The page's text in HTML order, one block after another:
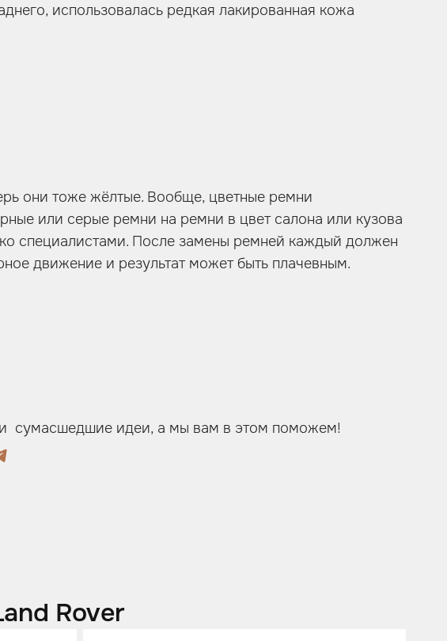
использовалась редкая лакированная кожа
они тоже жёлтые. Вообще, цветные ремни
или серые ремни на ремни в цвет салона или кузова
специалистами. После замены ремней каждый должен
движение и результат может быть плачевным.
сумасшедшие идеи, а мы вам в этом поможем!
Rover